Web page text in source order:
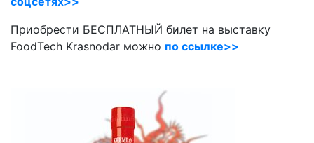
Приобрести БЕСПЛАТНЫЙ билет на выставку
FoodTech Krasnodar можно по ссылке>>